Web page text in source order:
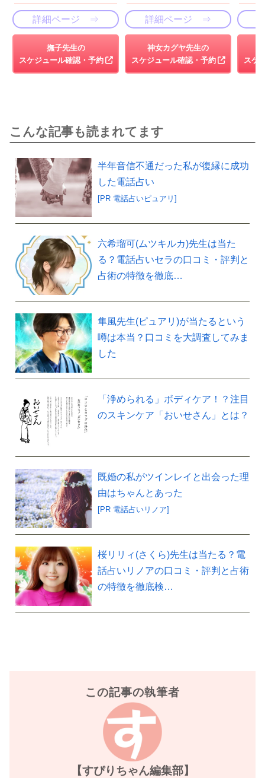
詳細ページ ⇒
撫子先生の
スケジュール確認・予約
詳細ページ ⇒
神女カグヤ先生の
スケジュール確認・予約
スケ
こんな記事も読まれてます
半年音信不通だった私が復縁に成功
した電話占い
[PR 電話占いピュアリ]
六希瑠可(ムツキルカ)先生は当た
る？電話占いセラの口コミ・評判と
占術の特徴を徹底…
隼風先生(ピュアリ)が当たるという
噂は本当？口コミを大調査してみま
した
「浄められる」ボディケア！？注目
のスキンケア「おいせさん」とは？
既婚の私がツインレイと出会った理
由はちゃんとあった
[PR 電話占いリノア]
桜リリィ(さくら)先生は当たる？電
話占いリノアの口コミ・評判と占術
の特徴を徹底検…
この記事の執筆者
【すぴりちゃん編集部】